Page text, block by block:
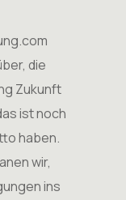
die
Zukunft
ist noch
haben.
wir,
ins